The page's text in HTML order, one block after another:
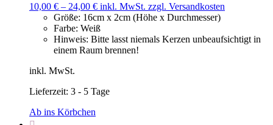
10,00 € – 24,00 € inkl. MwSt. zzgl. Versandkosten
Größe: 16cm x 2cm (Höhe x Durchmesser)
Farbe: Weiß
Hinweis: Bitte lasst niemals Kerzen unbeaufsichtigt in
einem Raum brennen!
inkl. MwSt.
Lieferzeit: 3 - 5 Tage
Ab ins Körbchen